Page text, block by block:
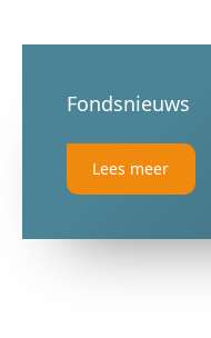
Fondsnieuws
Lees meer